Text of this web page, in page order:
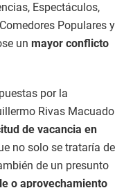
Espectáculos,
Populares y
un mayor conflicto
por la
Rivas Macuado
de vacancia en
no solo se trataría de
de un presunto
o aprovechamiento